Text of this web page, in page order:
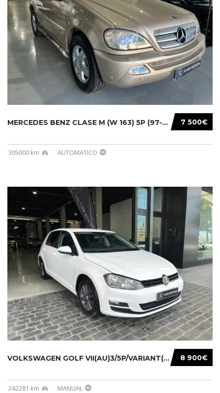
7 500€
MERCEDES BENZ CLASE M (W 163) 5P (97-05) 200...
305000 km AUTOMATICO
8 900€
VOLKSWAGEN GOLF VII(AU)3/5P/VARIANT(12-16 20...
242281 km MANUAL